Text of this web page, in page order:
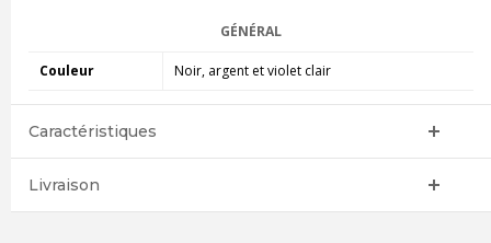
GÉNÉRAL
Couleur Noir, argent et violet clair
Caractéristiques
Livraison